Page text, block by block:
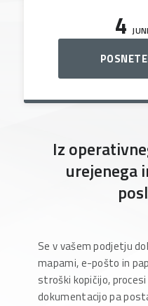
4
Iz
urejenega
Se v vašem podjetju
mapami, e-pošto in
stroški kopičijo,
dokumentacijo pa